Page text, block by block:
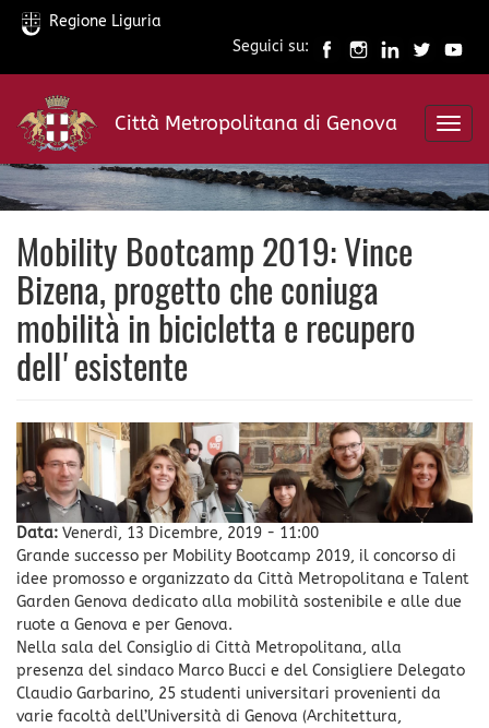
Salta
contenuto
principale
Regione Liguria
Seguici su:
Città Metropolitana di Genova
Mobility Bootcamp 2019: Vince
Bizena, progetto che coniuga
mobilità in bicicletta e recupero
dell'esistente
Data: Venerdì, 13 Dicembre, 2019 - 11:00
Grande successo per Mobility Bootcamp 2019, il concorso di
idee promosso e organizzato da Città Metropolitana e Talent
Garden Genova dedicato alla mobilità sostenibile e alle due
ruote a Genova e per Genova.
Nella sala del Consiglio di Città Metropolitana, alla
presenza del sindaco Marco Bucci e del Consigliere Delegato
Claudio Garbarino, 25 studenti universitari provenienti da
varie facoltà dell’Università di Genova (Architettura,